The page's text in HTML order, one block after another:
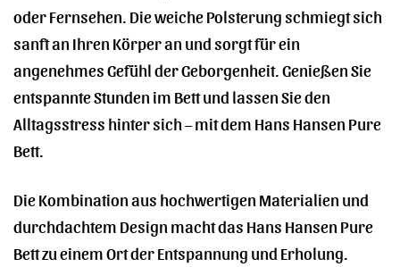
oder Fernsehen. Die weiche Polsterung schmiegt sich
sanft an Ihren Körper an und sorgt für ein
angenehmes Gefühl der Geborgenheit. Genießen Sie
entspannte Stunden im Bett und lassen Sie den
Alltagsstress hinter sich – mit dem Hans Hansen Pure
Bett.
Die Kombination aus hochwertigen Materialien und
durchdachtem Design macht das Hans Hansen Pure
Bett zu einem Ort der Entspannung und Erholung.